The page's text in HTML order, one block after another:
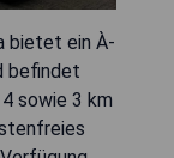
bietet ein À-
befindet
sowie 3 km